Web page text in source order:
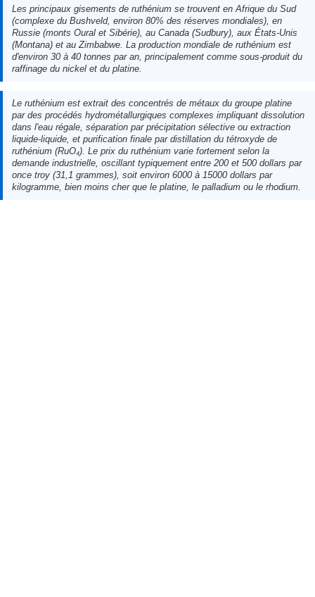
Les principaux gisements de ruthénium se trouvent en Afrique du Sud
(complexe du Bushveld, environ 80% des réserves mondiales), en
Russie (monts Oural et Sibérie), au Canada (Sudbury), aux États-Unis
(Montana) et au Zimbabwe. La production mondiale de ruthénium est
d'environ 30 à 40 tonnes par an, principalement comme sous-produit du
raffinage du nickel et du platine.
Le ruthénium est extrait des concentrés de métaux du groupe platine
par des procédés hydrométallurgiques complexes impliquant dissolution
dans l'eau régale, séparation par précipitation sélective ou extraction
liquide-liquide, et purification finale par distillation du tétroxyde de
ruthénium (RuO₄). Le prix du ruthénium varie fortement selon la
demande industrielle, oscillant typiquement entre 200 et 500 dollars par
once troy (31,1 grammes), soit environ 6000 à 15000 dollars par
kilogramme, bien moins cher que le platine, le palladium ou le rhodium.